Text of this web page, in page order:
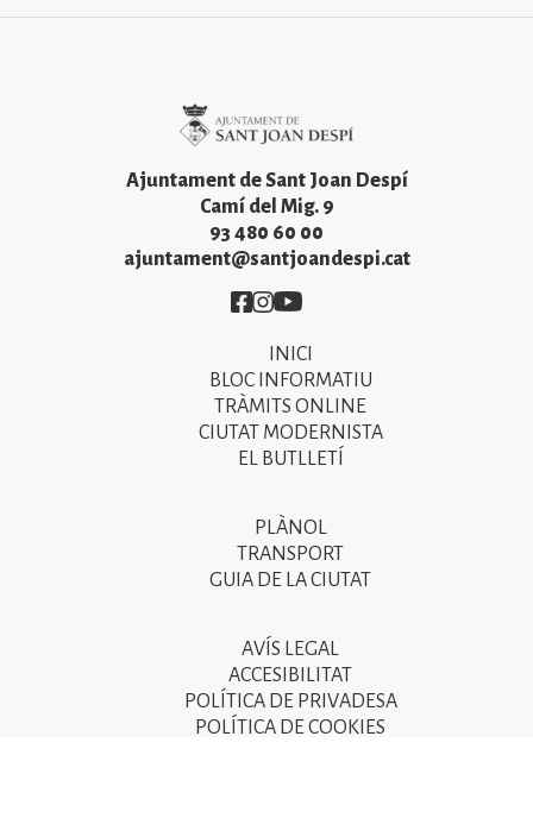
Ajuntament de Sant Joan Despí
Camí del Mig. 9
93 480 60 00
ajuntament@santjoandespi.cat
Imatge
Imatge
Imatge
INICI
BLOC INFORMATIU
TRÀMITS ONLINE
CIUTAT MODERNISTA
EL BUTLLETÍ
PLÀNOL
TRANSPORT
GUIA DE LA CIUTAT
AVÍS LEGAL
ACCESIBILITAT
POLÍTICA DE PRIVADESA
POLÍTICA DE COOKIES